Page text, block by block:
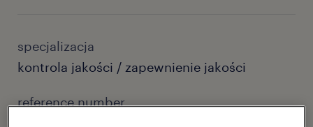
specjalizacja
kontrola jakości / zapewnienie jakości
reference number